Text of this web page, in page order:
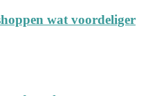
wat voordeliger